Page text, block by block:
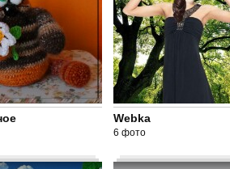
Webka
6 фото